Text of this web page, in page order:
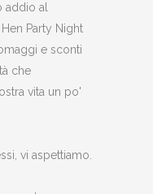
addio al
Party Night
e sconti
che
vita un po'
vi aspettiamo.